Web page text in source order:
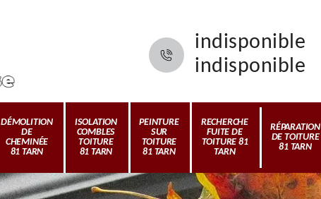
indisponible
indisponible
DÉMOLITION
DE
CHEMINÉE
81 TARN
ISOLATION
COMBLES
TOITURE
81 TARN
PEINTURE
SUR
TOITURE
81 TARN
RECHERCHE
FUITE DE
TOITURE 81
TARN
RÉPARATION
DE TOITURE
81 TARN